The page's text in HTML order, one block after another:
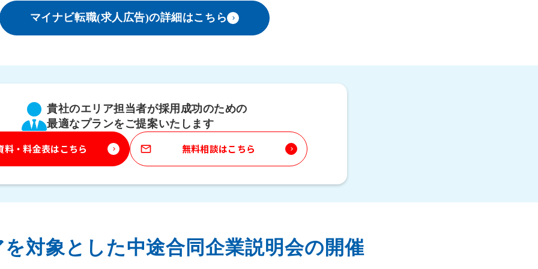
マイナビ転職(求人広告)の詳細はこちら keyboard_arrow_right
貴社のエリア担当者が採用成功のための
最適なプランをご提案いたします
料・料金表はこちら keyboard_arrow_right mail_outline 無料相談はこちら keyboard_arrow_right
対象とした中途合同企業説明会の開催